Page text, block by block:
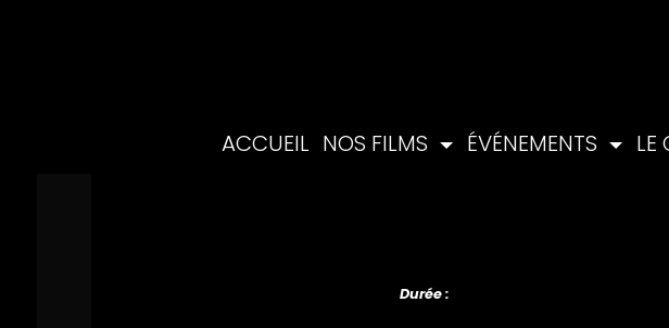
ACCUEIL NOS FILMS ÉVÉNEMENTS LE
Durée :